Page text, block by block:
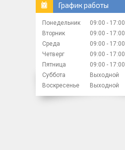
График работы
Понедельник 09:00 17:00
Вторник
09:00 17:00
Среда
09:00 17:00
Четверг
09:00 17:00
Пятница
09:00 17:00
Суббота
Выходной
Воскресенье
Выходной